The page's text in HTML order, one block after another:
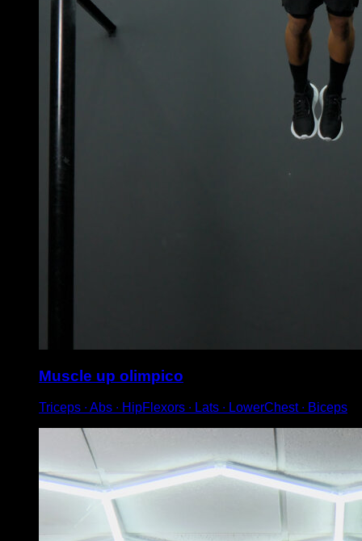
Muscle up olimpico
Triceps ∙ Abs ∙ HipFlexors ∙ Lats ∙ LowerChest ∙ Biceps